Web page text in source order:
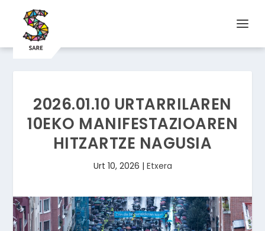
2026.01.10 URTARRILAREN
10EKO MANIFESTAZIOAREN
HITZARTZE NAGUSIA
Urt 10, 2026 | Etxera